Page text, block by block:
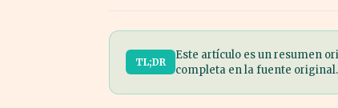
TL;DR
Este artículo es un resumen
completa en la fuente original.